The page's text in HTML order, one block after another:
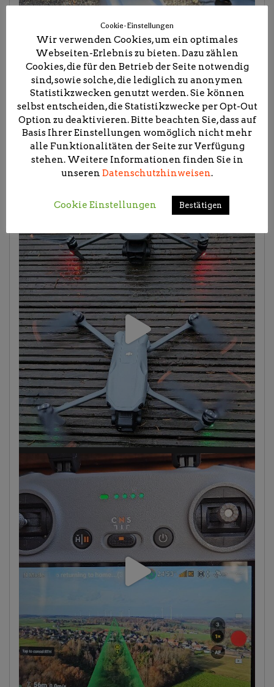
Cookie-Einstellungen
Wir verwenden Cookies, um ein optimales
Webseiten-Erlebnis zu bieten. Dazu zählen
Cookies, die für den Betrieb der Seite notwendig
sind, sowie solche, die lediglich zu anonymen
Statistikzwecken genutzt werden. Sie können
selbst entscheiden, die Statistikzwecke per Opt-Out
Option zu deaktivieren. Bitte beachten Sie, dass auf
Basis Ihrer Einstellungen womöglich nicht mehr
alle Funktionalitäten der Seite zur Verfügung
stehen. Weitere Informationen finden Sie in
unseren Datenschutzhinweisen.
Cookie Einstellungen Bestätigen